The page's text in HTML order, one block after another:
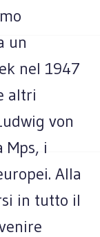
un
nel 1947
altri
von
Mps, i
Alla
in tutto il